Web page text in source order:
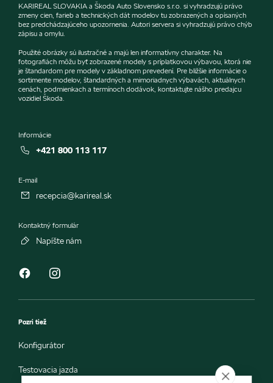
KARIREAL SLOVAKIA a Škoda Auto Slovensko s.r.o. si vyhradzujú právo
zmeny cien, farieb a technických dát modelov tu zobrazených a opísaných
bez predchádzajúceho upozornenia. Autori servera si vyhradzujú právo chýb
zápisu a omylu.
Použité obrázky sú ilustračné a majú len informatívny charakter. Na
fotografiách môžu byť zobrazené modely s príplatkovou výbavou, ktorá nie
je štandardom pre modely v základnom prevedení. Pre bližšie informácie o
sortimente modelov, štandardných a mimoriadnych výbavách, aktuálnych
cenách, podmienkach a termínoch dodávok, kontaktujte nášho predajcu
vozidiel Škoda.
Informácie
+421 800 113 117
E-mail
recepcia@karireal.sk
Kontaktný formulár
Napíšte nám
Pozri tiež
Konfigurátor
Testovacia jazda